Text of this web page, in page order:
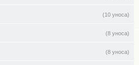
(10 уноса)
(8 уноса)
(8 уноса)